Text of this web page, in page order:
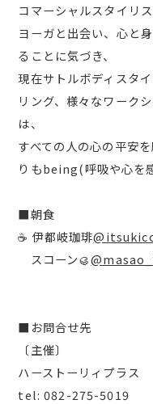
コマーシャルスタイリ
ヨーガと出会い、心と
ることに気づき、
現在サトルボディスタ
リング、様々なワーク
は、
すべての人の心の平安
りもbeing(呼吸や心を
■朝食
☕️ 伊都岐珈琲
スコーン🥮
■お問合せ先
〔主催〕
ハーストーリィプラス
tel: 082-275-5019